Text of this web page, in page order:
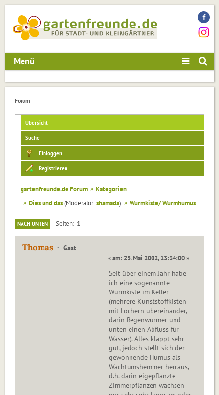
Menü
Forum
Übersicht
Suche
Einloggen
Registrieren
gartenfreunde.de Forum » Kategorien
» Dies und das(Moderator:shamada) » Wurmkiste/ Wurmhumus
NACH UNTEN Seiten 1
Thomas Gast
« am: 25. Mai 2002, 13:34:00 »
Seit über einem Jahr habe
ich eine sogenannte
Wurmkiste im Keller
(mehrere Kunststoffkisten
mit Löchern übereinander,
darin Regenwürmer und
unten einen Abfluss für
Wasser). Alles klappt sehr
gut, jedoch stellt sich der
gewonnende Humus als
Wachtumshemmer herraus,
d.h. darin eigepflanzte
Zimmerpflanzen wachsen